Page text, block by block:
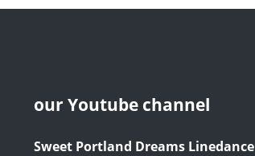
our Youtube channel
Sweet Portland Dreams Linedance